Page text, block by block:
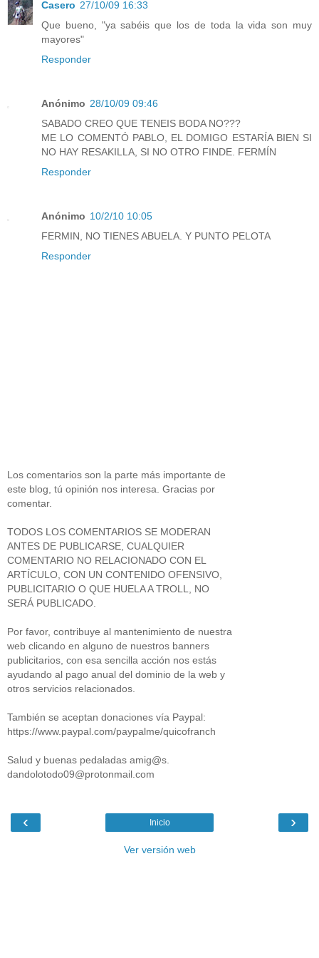
Casero 27/10/09 16:33
Que bueno, "ya sabéis que los de toda la vida son muy
mayores"
Responder
Anónimo 28/10/09 09:46
SABADO CREO QUE TENEIS BODA NO???
ME LO COMENTÓ PABLO, EL DOMIGO ESTARÍA BIEN SI
NO HAY RESAKILLA, SI NO OTRO FINDE. FERMÍN
Responder
Anónimo 10/2/10 10:05
FERMIN, NO TIENES ABUELA. Y PUNTO PELOTA
Responder
Los comentarios son la parte más importante de
este blog, tú opinión nos interesa. Gracias por
comentar.
TODOS LOS COMENTARIOS SE MODERAN
ANTES DE PUBLICARSE, CUALQUIER
COMENTARIO NO RELACIONADO CON EL
ARTÍCULO, CON UN CONTENIDO OFENSIVO,
PUBLICITARIO O QUE HUELA A TROLL, NO
SERÁ PUBLICADO.
Por favor, contribuye al mantenimiento de nuestra
web clicando en alguno de nuestros banners
publicitarios, con esa sencilla acción nos estás
ayudando al pago anual del dominio de la web y
otros servicios relacionados.
También se aceptan donaciones vía Paypal:
https://www.paypal.com/paypalme/quicofranch
Salud y buenas pedaladas amig@s.
dandolotodo09@protonmail.com
‹ ›
Inicio
Ver versión web